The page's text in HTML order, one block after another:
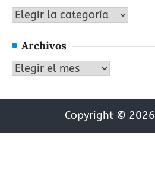
Categorías
Archivos
Archivos
Copyright © 2026